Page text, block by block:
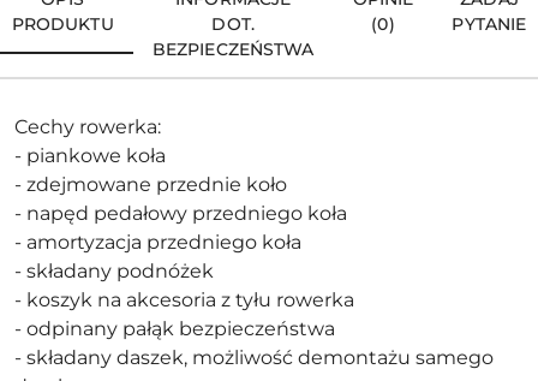
PRODUKTU
DOT.
BEZPIECZEŃSTWA
(0)
PYTANIE
Cechy rowerka:
- piankowe koła
- zdejmowane przednie koło
- napęd pedałowy przedniego koła
- amortyzacja przedniego koła
- składany podnóżek
- koszyk na akcesoria z tyłu rowerka
- odpinany pałąk bezpieczeństwa
- składany daszek, możliwość demontażu samego